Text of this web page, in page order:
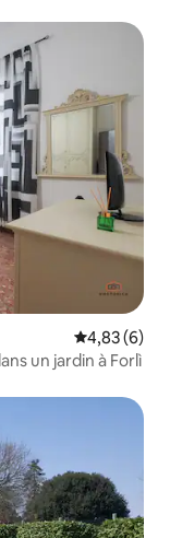
Évaluation
4,83 (6)
un jardin à Forlì